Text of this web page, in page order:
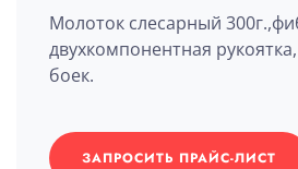
Молоток слесарный
двухкомпонентная
боек.
ЗАПРОСИТЬ ПРАЙС-ЛИСТ